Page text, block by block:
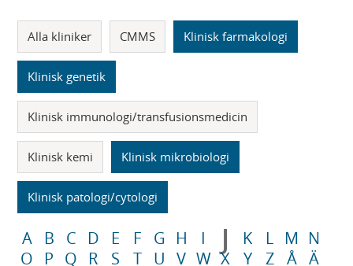
Alla kliniker CMMS Klinisk farmakologi
Klinisk genetik
Klinisk immunologi/transfusionsmedicin
Klinisk kemi Klinisk mikrobiologi
Klinisk patologi/cytologi
A B C D E F G H I J K L M N
O
P Q R S T U V W X Y Z Å Ä